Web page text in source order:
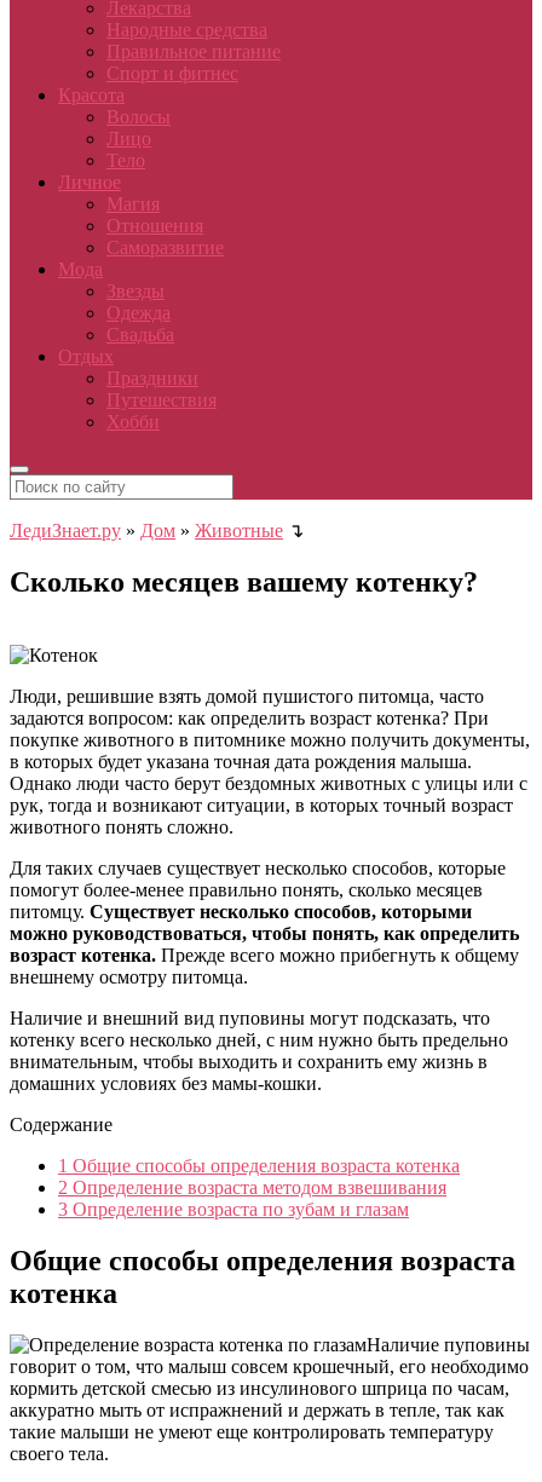
Лекарства
Народные средства
Правильное питание
Спорт и фитнес
Красота
Волосы
Лицо
Тело
Личное
Магия
Отношения
Саморазвитие
Мода
Звезды
Одежда
Свадьба
Отдых
Праздники
Путешествия
Хобби
ЛедиЗнает.ру » Дом » Животные ↴
Сколько месяцев вашему котенку?
Люди, решившие взять домой пушистого питомца, часто
задаются вопросом: как определить возраст котенка? При
покупке животного в питомнике можно получить документы,
в которых будет указана точная дата рождения малыша.
Однако люди часто берут бездомных животных с улицы или с
рук, тогда и возникают ситуации, в которых точный возраст
животного понять сложно.
Для таких случаев существует несколько способов, которые
помогут более-менее правильно понять, сколько месяцев
питомцу. Существует несколько способов, которыми
можно руководствоваться, чтобы понять, как определить
возраст котенка. Прежде всего можно прибегнуть к общему
внешнему осмотру питомца.
Наличие и внешний вид пуповины могут подсказать, что
котенку всего несколько дней, с ним нужно быть предельно
внимательным, чтобы выходить и сохранить ему жизнь в
домашних условиях без мамы-кошки.
Содержание
1 Общие способы определения возраста котенка
2 Определение возраста методом взвешивания
3 Определение возраста по зубам и глазам
Общие способы определения возраста
котенка
Наличие пуповины
говорит о том, что малыш совсем крошечный, его необходимо
кормить детской смесью из инсулинового шприца по часам,
аккуратно мыть от испражнений и держать в тепле, так как
такие малыши не умеют еще контролировать температуру
своего тела.